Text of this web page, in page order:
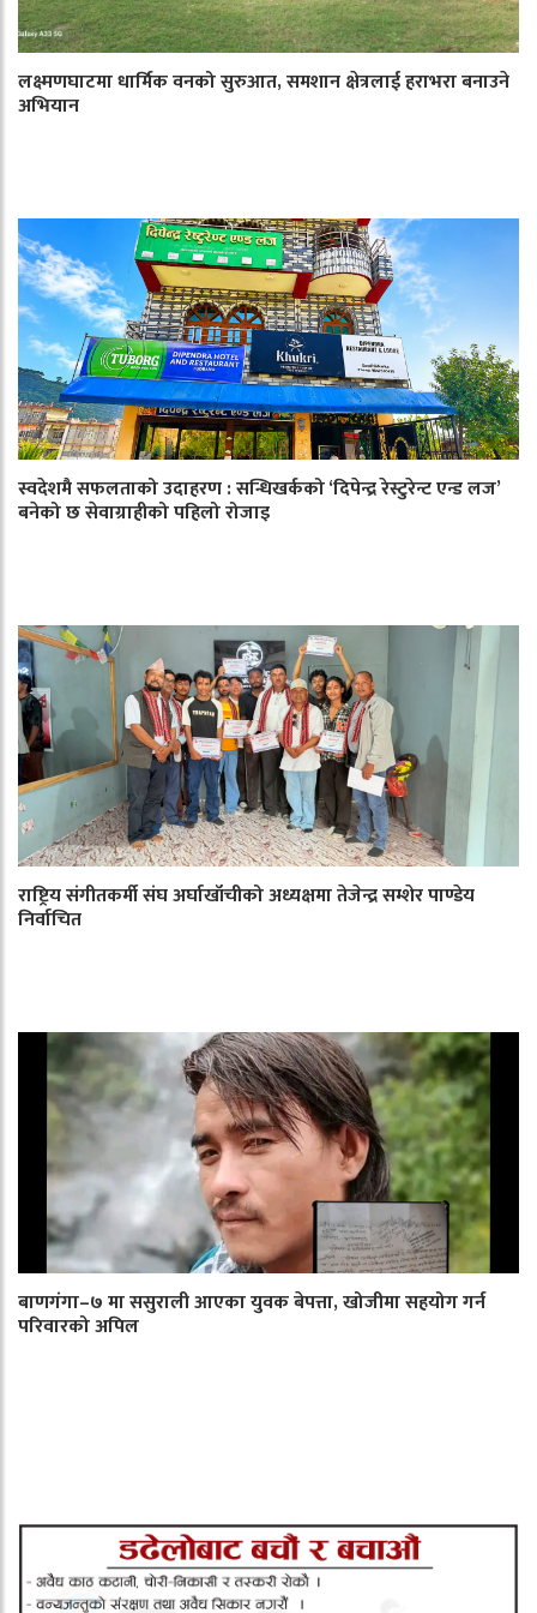
लक्ष्मणघाटमा धार्मिक वनको सुरुआत, समशान क्षेत्रलाई हराभरा बनाउने
अभियान
स्वदेशमै सफलताको उदाहरण : सन्धिखर्कको ‘दिपेन्द्र रेस्टुरेन्ट एन्ड लज’
बनेको छ सेवाग्राहीको पहिलो रोजाइ
राष्ट्रिय संगीतकर्मी संघ अर्घाखाँचीको अध्यक्षमा तेजेन्द्र सम्शेर पाण्डेय
निर्वाचित
बाणगंगा–७ मा ससुराली आएका युवक बेपत्ता, खोजीमा सहयोग गर्न
परिवारको अपिल